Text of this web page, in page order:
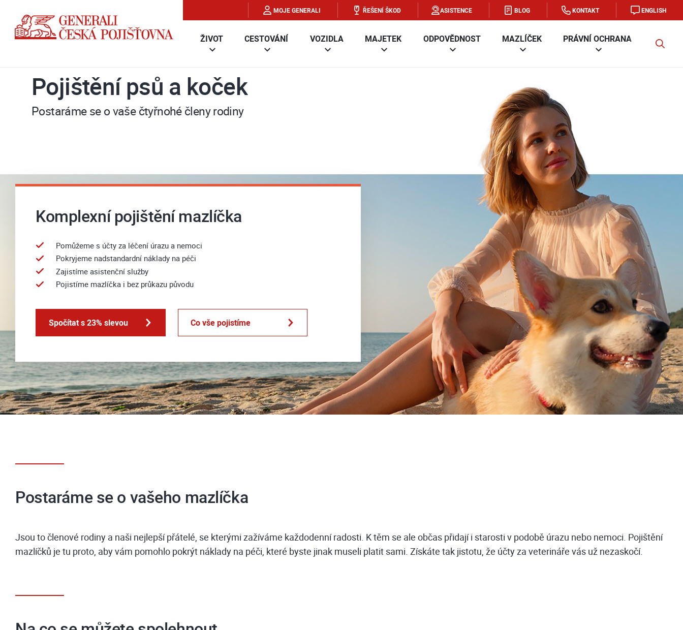
MOJE GENERALI ŘEŠENÍ ŠKOD ASISTENCE BLOG KONTAKT ENGLISH
ŽIVOT CESTOVÁNÍ VOZIDLA MAJETEK ODPOVĚDNOST MAZLÍČEK PRÁVNÍ OCHRANA FIRMA
Pojištění psů a koček
Postaráme se o vaše čtyřnohé členy rodiny
Komplexní pojištění mazlíčka
Pomůžeme s účty za léčení úrazu a nemoci
Pokryjeme nadstandardní náklady na péči
Zajistíme asistenční služby
Pojistíme mazlíčka i bez průkazu původu
Spočítat s 23% slevou Co vše pojistíme
Postaráme se o vašeho mazlíčka
Jsou to členové rodiny a naši nejlepší přátelé, se kterými zažíváme každodenní radosti. K těm se ale občas přidají i starosti v podobě úrazu nebo nemoci. Pojištění
mazlíčků je tu proto, aby vám pomohlo pokrýt náklady na péči, které byste jinak museli platit sami. Získáte tak jistotu, že účty za veterináře vás už nezaskočí.